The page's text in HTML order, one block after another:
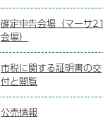
確定申告会場（マーサ21
会場）
市税に関する証明書の交
付と閲覧
公売情報